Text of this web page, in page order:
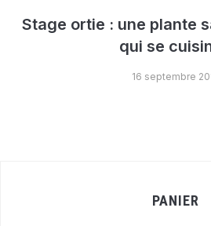
Stage ortie : une plante
qui se
16 septembre
PANIER